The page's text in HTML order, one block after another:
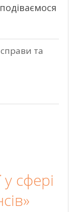
та
сфері